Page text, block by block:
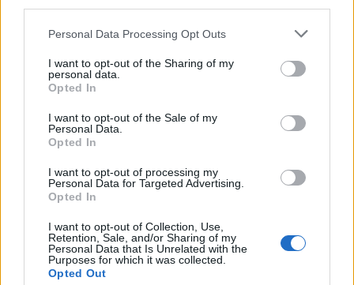
Personal Data Processing Opt Outs
I want to opt-out of the Sharing of my
personal data.
Opted In
I want to opt-out of the Sale of my
Personal Data.
Opted In
I want to opt-out of processing my
Personal Data for Targeted Advertising.
Opted In
I want to opt-out of Collection, Use,
Retention, Sale, and/or Sharing of my
Personal Data that Is Unrelated with the
Purposes for which it was collected.
Opted Out